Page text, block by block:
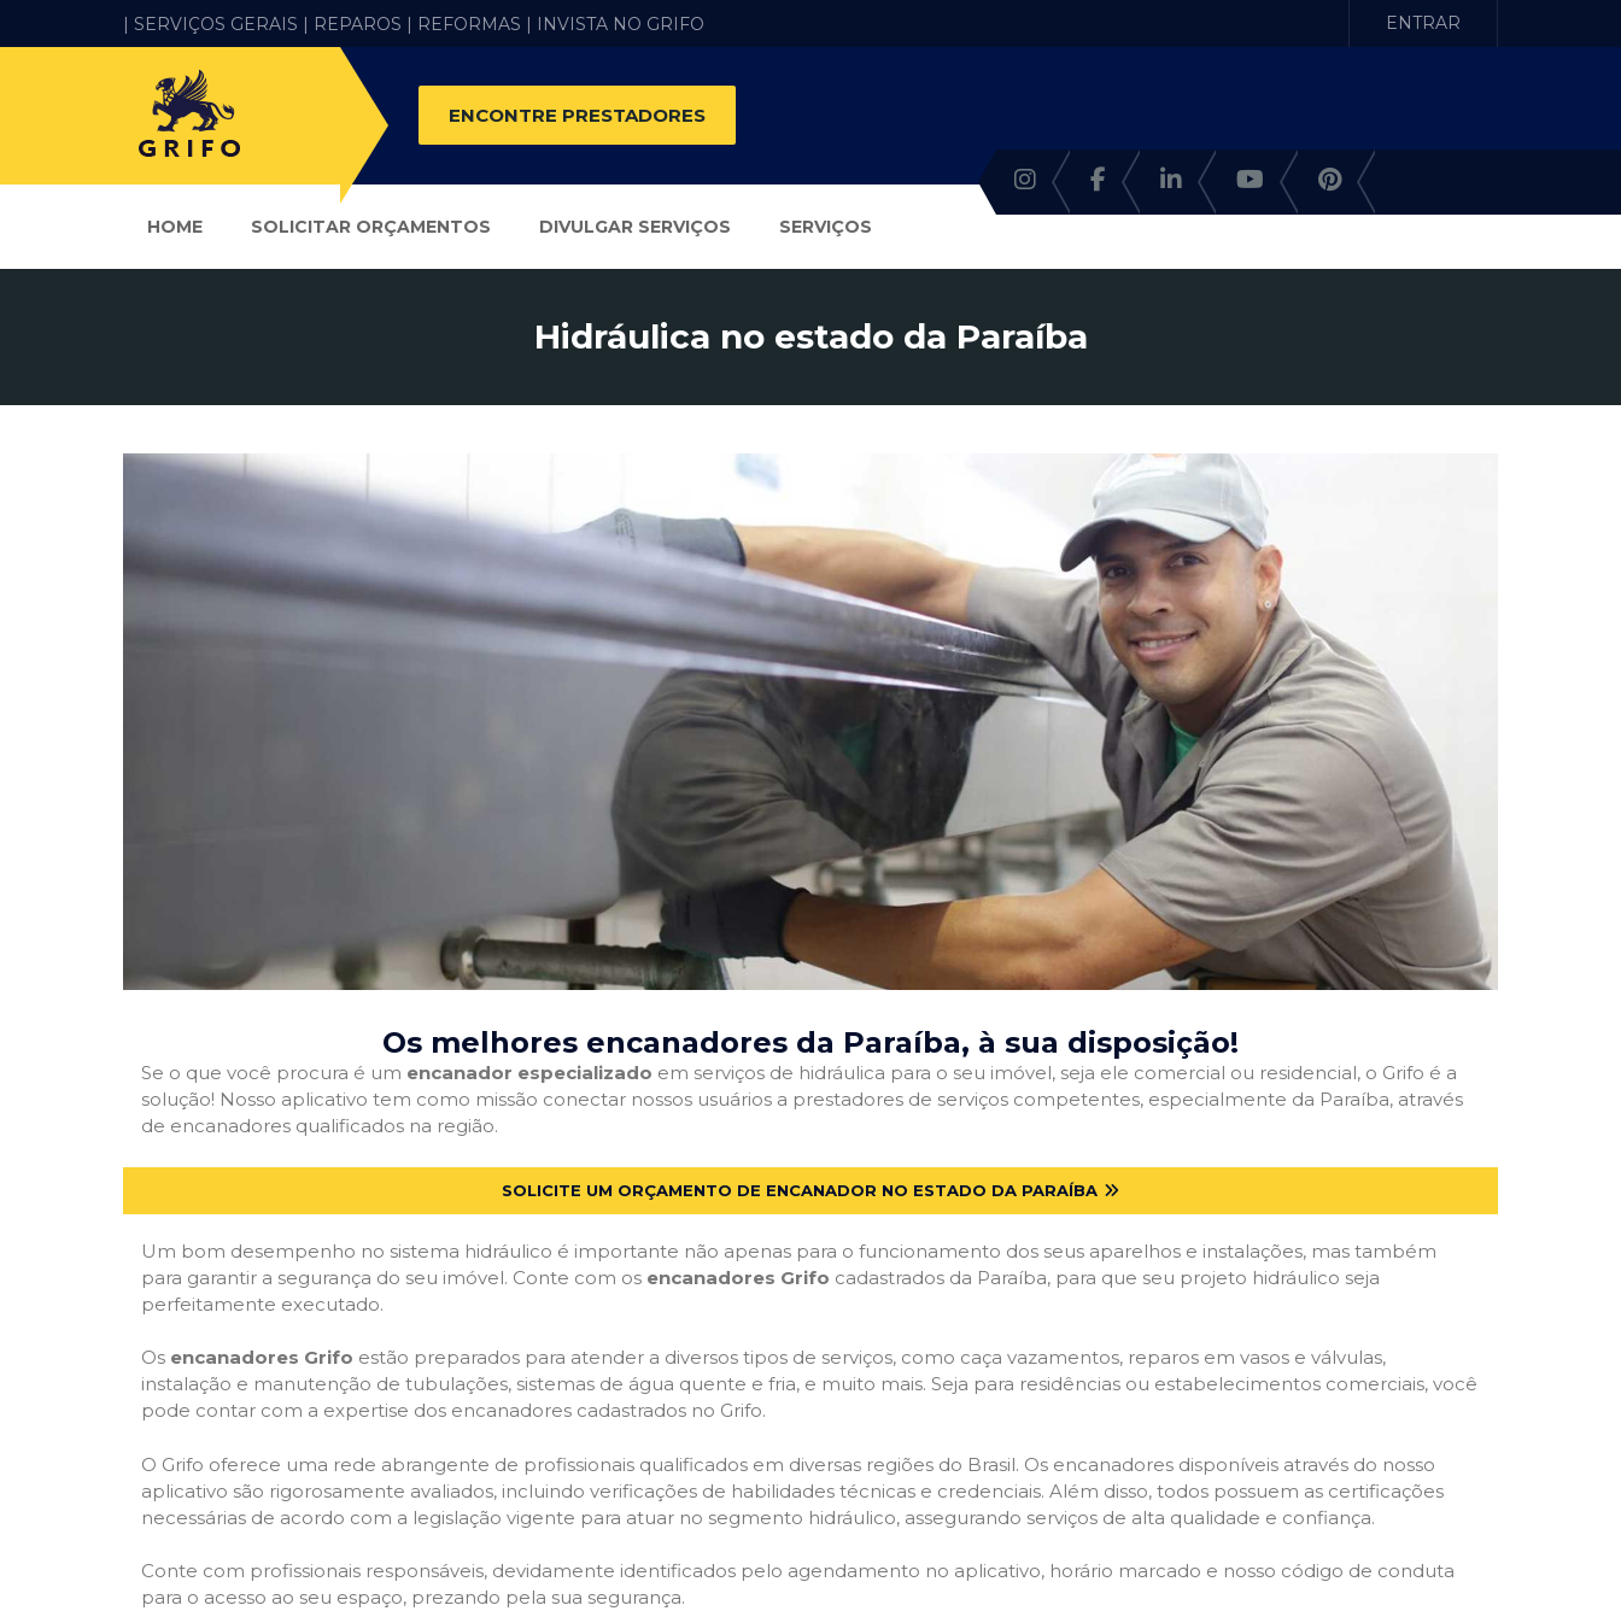
| SERVIÇOS GERAIS | REPAROS | REFORMAS | INVISTA NO GRIFO ENTRAR
ENCONTRE PRESTADORES
HOME SOLICITAR ORÇAMENTOS DIVULGAR SERVIÇOS SERVIÇOS
Hidráulica no estado da Paraíba
Os melhores encanadores da Paraíba, à sua disposição!
Se o que você procura é um encanador especializado em serviços de hidráulica para o seu imóvel, seja ele comercial ou residencial, o Grifo é a
solução! Nosso aplicativo tem como missão conectar nossos usuários a prestadores de serviços competentes, especialmente da Paraíba, através
de encanadores qualificados na região.
SOLICITE UM ORÇAMENTO DE ENCANADOR NO ESTADO DA PARAÍBA
Um bom desempenho no sistema hidráulico é importante não apenas para o funcionamento dos seus aparelhos e instalações, mas também
para garantir a segurança do seu imóvel. Conte com os encanadores Grifo cadastrados da Paraíba, para que seu projeto hidráulico seja
perfeitamente executado.
Os encanadores Grifo estão preparados para atender a diversos tipos de serviços, como caça vazamentos, reparos em vasos e válvulas,
instalação e manutenção de tubulações, sistemas de água quente e fria, e muito mais. Seja para residências ou estabelecimentos comerciais, você
pode contar com a expertise dos encanadores cadastrados no Grifo.
O Grifo oferece uma rede abrangente de profissionais qualificados em diversas regiões do Brasil. Os encanadores disponíveis através do nosso
aplicativo são rigorosamente avaliados, incluindo verificações de habilidades técnicas e credenciais. Além disso, todos possuem as certificações
necessárias de acordo com a legislação vigente para atuar no segmento hidráulico, assegurando serviços de alta qualidade e confiança.
Conte com profissionais responsáveis, devidamente identificados pelo agendamento no aplicativo, horário marcado e nosso código de conduta
para o acesso ao seu espaço, prezando pela sua segurança.